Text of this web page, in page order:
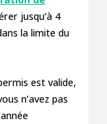
jusqu’à 4
la limite du
est valide,
n’avez pas